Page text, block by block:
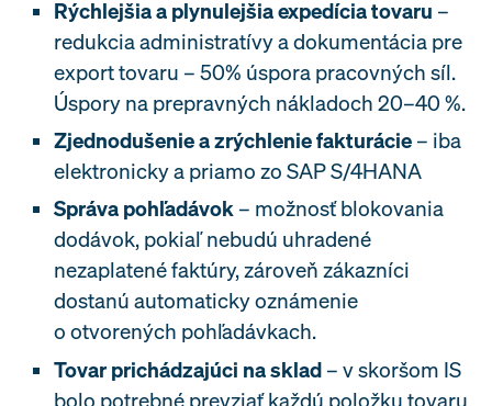
Rýchlejšia a plynulejšia expedícia tovaru –
redukcia administratívy a dokumentácia pre
export tovaru – 50% úspora pracovných síl.
Úspory na prepravných nákladoch 20–40 %.
Zjednodušenie a zrýchlenie fakturácie– iba
elektronicky a priamo zo SAP S/4HANA
Správa pohľadávok– možnosť blokovania
dodávok, pokiaľ nebudú uhradené
nezaplatené faktúry, zároveň zákazníci
dostanú automaticky oznámenie
o otvorených pohľadávkach.
Tovar prichádzajúci na sklad – v skoršom IS
bolo potrebné prevziať každú položku tovaru